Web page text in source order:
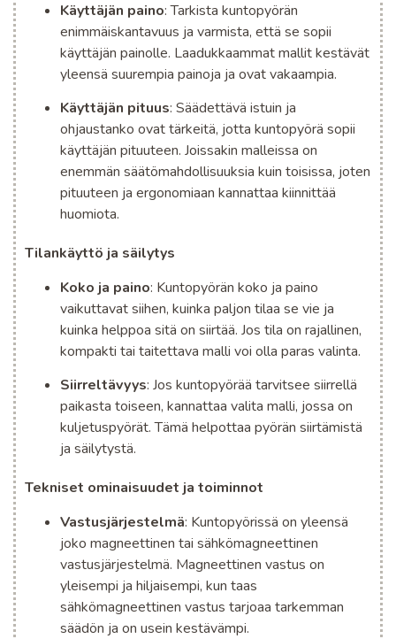
Käyttäjän paino: Tarkista kuntopyörän
enimmäiskantavuus ja varmista, että se sopii
käyttäjän painolle. Laadukkaammat mallit kestävät
yleensä suurempia painoja ja ovat vakaampia.
Käyttäjän pituus: Säädettävä istuin ja
ohjaustanko ovat tärkeitä, jotta kuntopyörä sopii
käyttäjän pituuteen. Joissakin malleissa on
enemmän säätömahdollisuuksia kuin toisissa, joten
pituuteen ja ergonomiaan kannattaa kiinnittää
huomiota.
Tilankäyttö ja säilytys
Koko ja paino: Kuntopyörän koko ja paino
vaikuttavat siihen, kuinka paljon tilaa se vie ja
kuinka helppoa sitä on siirtää. Jos tila on rajallinen,
kompakti tai taitettava malli voi olla paras valinta.
Siirreltävyys: Jos kuntopyörää tarvitsee siirrellä
paikasta toiseen, kannattaa valita malli, jossa on
kuljetuspyörät. Tämä helpottaa pyörän siirtämistä
ja säilytystä.
Tekniset ominaisuudet ja toiminnot
Vastusjärjestelmä: Kuntopyörissä on yleensä
joko magneettinen tai sähkömagneettinen
vastusjärjestelmä. Magneettinen vastus on
yleisempi ja hiljaisempi, kun taas
sähkömagneettinen vastus tarjoaa tarkemman
säädön ja on usein kestävämpi.